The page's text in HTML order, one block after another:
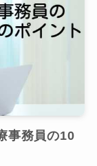
事務員の10